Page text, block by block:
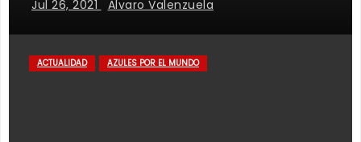
Jul 26, 2021 Alvaro Valenzuela
ACTUALIDAD AZULES POR EL MUNDO